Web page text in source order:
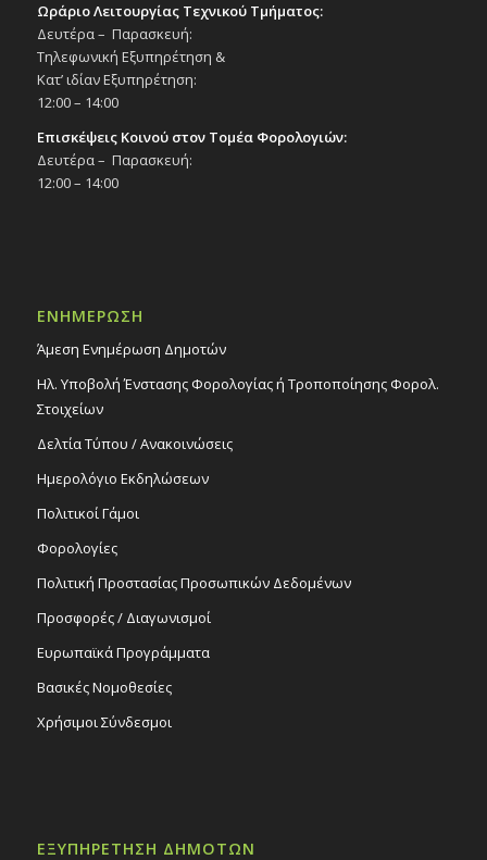
Ωράριο Λειτουργίας Τεχνικού Τμήματος:
Δευτέρα – Παρασκευή:
Τηλεφωνική Εξυπηρέτηση &
Κατ’ ιδίαν Εξυπηρέτηση:
12:00 – 14:00
Επισκέψεις Κοινού στον Τομέα Φορολογιών:
Δευτέρα – Παρασκευή:
12:00 – 14:00
ΕΝΗΜΕΡΩΣΗ
Άμεση Ενημέρωση Δημοτών
Ηλ. Υποβολή Ένστασης Φορολογίας ή Τροποποίησης Φορολ.
Στοιχείων
Δελτία Τύπου / Ανακοινώσεις
Ημερολόγιο Εκδηλώσεων
Πολιτικοί Γάμοι
Φορολογίες
Πολιτική Προστασίας Προσωπικών Δεδομένων
Προσφορές / Διαγωνισμοί
Ευρωπαϊκά Προγράμματα
Βασικές Νομοθεσίες
Χρήσιμοι Σύνδεσμοι
ΕΞΥΠΗΡΕΤΗΣΗ ΔΗΜΟΤΩΝ